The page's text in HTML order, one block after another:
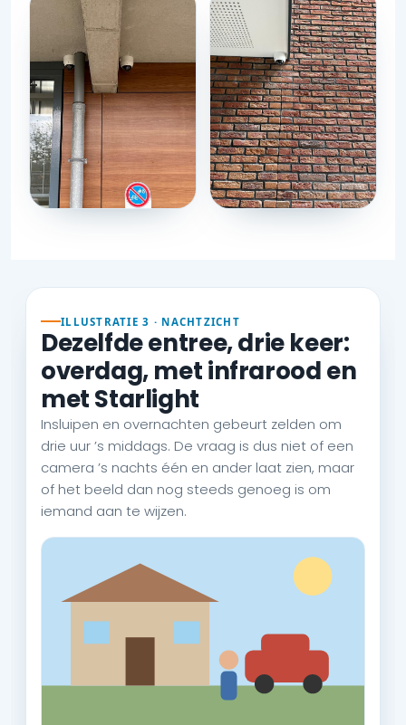
ILLUSTRATIE 3 · NACHTZICHT
Dezelfde entree, drie keer:
overdag, met infrarood en
met Starlight
Insluipen en overnachten gebeurt zelden om
drie uur ’s middags. De vraag is dus niet of een
camera ’s nachts één en ander laat zien, maar
of het beeld dan nog steeds genoeg is om
iemand aan te wijzen.